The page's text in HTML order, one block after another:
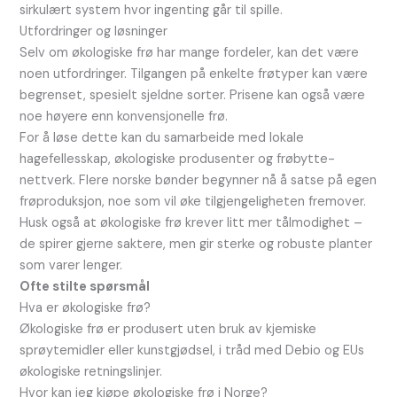
sirkulært system hvor ingenting går til spille.
Utfordringer og løsninger
Selv om økologiske frø har mange fordeler, kan det være
noen utfordringer. Tilgangen på enkelte frøtyper kan være
begrenset, spesielt sjeldne sorter. Prisene kan også være
noe høyere enn konvensjonelle frø.
For å løse dette kan du samarbeide med lokale
hagefellesskap, økologiske produsenter og frøbytte-
nettverk. Flere norske bønder begynner nå å satse på egen
frøproduksjon, noe som vil øke tilgjengeligheten fremover.
Husk også at økologiske frø krever litt mer tålmodighet –
de spirer gjerne saktere, men gir sterke og robuste planter
som varer lenger.
Ofte stilte spørsmål
Hva er økologiske frø?
Økologiske frø er produsert uten bruk av kjemiske
sprøytemidler eller kunstgjødsel, i tråd med Debio og EUs
økologiske retningslinjer.
Hvor kan jeg kjøpe økologiske frø i Norge?